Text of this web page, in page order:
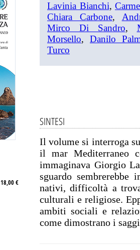
18,00 €
Lavinia Bianchi,
Chiara Carbone,
Mirco Di Sandro,
Morsello, Danilo
Turco
SINTESI
Il volume si interroga
il mar Mediterraneo
immaginava Giorgio
sguardo sembrerebbe
nativi, difficoltà a
culturali e religiose.
ambiti sociali e
come dimostrano i